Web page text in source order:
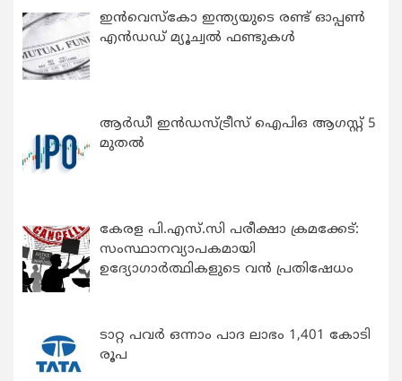
ഇന്‍വെസ്കോ ഇന്ത്യയുടെ രണ്ട് ഓപ്പണ്‍
എന്‍ഡഡ് മ്യൂച്വല്‍ ഫണ്ടുകള്‍
ആർഡീ ഇൻഡസ്ട്രീസ് ഐപിഒ ആഗസ്റ്റ് 5
മുതൽ
കേരള പി.എസ്.സി പരീക്ഷാ ക്രമക്കേട്:
സംസ്ഥാനവ്യാപകമായി
ഉദ്യോഗാര്‍ത്ഥികളുടെ വന്‍ പ്രതിഷേധം
ടാറ്റ പവർ ഒന്നാം പാദ ലാഭം 1,401 കോടി
രൂപ